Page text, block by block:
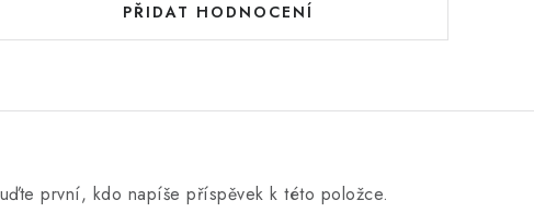
PŘIDAT HODNOCENÍ
první, kdo napíše příspěvek k této položce.